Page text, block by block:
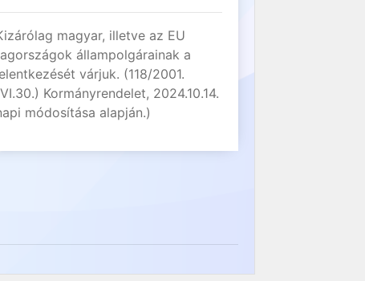
magyar, illetve az EU
állampolgárainak a
várjuk. (118/2001.
Kormányrendelet, 2024.10.14.
módosítása alapján.)